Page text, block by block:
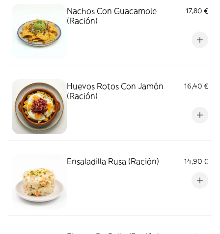
Nachos Con Guacamole
(Ración)
17,80 €
Huevos Rotos Con Jamón
(Ración)
16,40 €
Ensaladilla Rusa (Ración) 14,90 €